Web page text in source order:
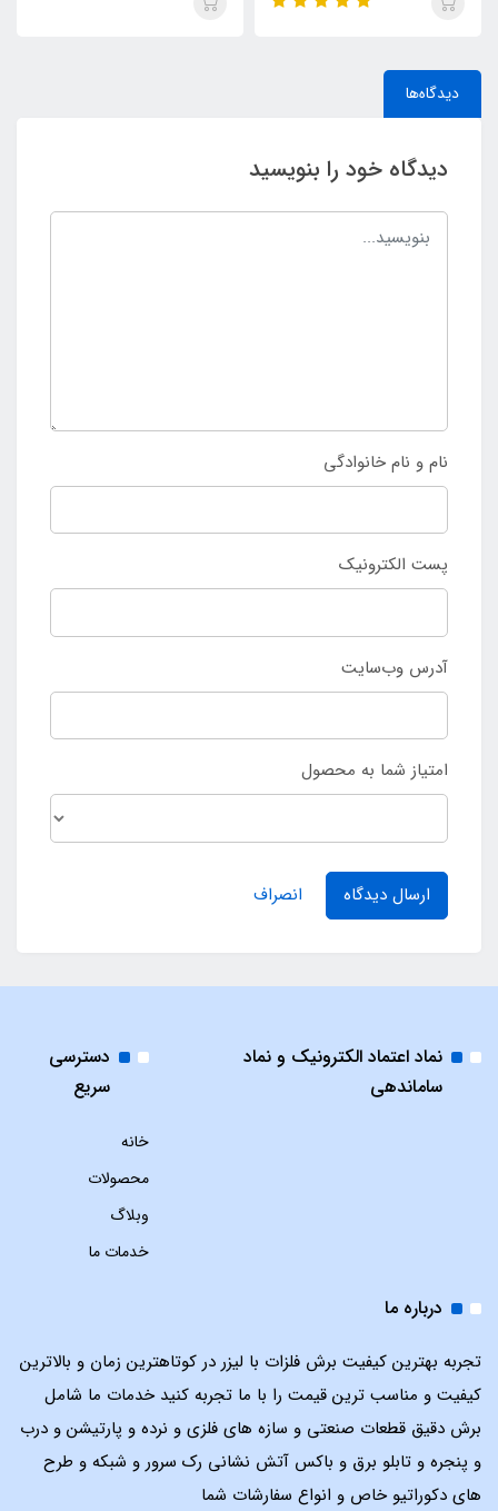
دیدگاه‌ها
دیدگاه خود را بنویسید
نام و نام خانوادگی
پست الکترونیک
آدرس وب‌سایت
امتیاز شما به محصول
ارسال دیدگاه انصراف
نماد اعتماد الکترونیک و نماد
ساماندهی
دسترسی
سریع
خانه
محصولات
وبلاگ
خدمات ما
درباره ما
تجربه بهترین کیفیت برش فلزات با لیزر در کوتاهترین زمان و بالاترین
کیفیت و مناسب ترین قیمت را با ما تجربه کنید خدمات ما شامل
برش دقیق قطعات صنعتی و سازه های فلزی و نرده و پارتیشن و درب
و پنجره و تابلو برق و باکس آتش نشانی رک سرور و شبکه و طرح
های دکوراتیو خاص و انواع سفارشات شما